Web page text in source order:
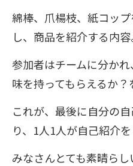
綿棒、爪楊枝、紙コッ
し、商品を紹介する内容
参加者はチームに分か
味を持ってもらえるか？
これが、最後に自分の
り、1人1人が自己紹介を
みなさんとても素晴ら